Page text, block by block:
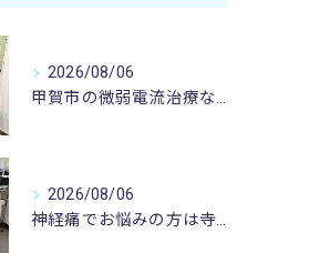
2026/08/06
甲賀市の微弱電流治療なら寺庄整骨院へ🚴🏻‍♂️
2026/08/06
神経痛でお悩みの方は寺庄整骨院へ💁🏻‍♂️🍀